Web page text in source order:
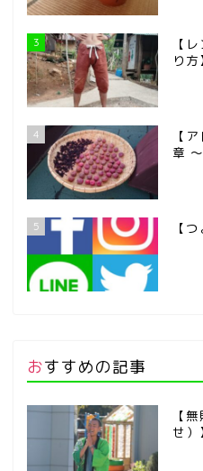
3
【
り方
4
【
章
5 【
おすすめの記事
【
せ）